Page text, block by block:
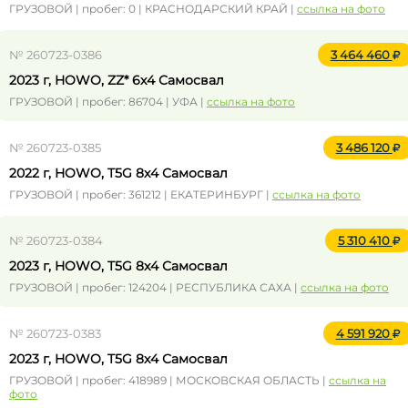
ГРУЗОВОЙ | пробег: 0 | КРАСНОДАРСКИЙ КРАЙ | ссылка на фото
№ 260723-0386 3 464 460
2023 г, HOWO, ZZ* 6x4 Самосвал
ГРУЗОВОЙ | пробег: 86704 | УФА | ссылка на фото
№ 260723-0385 3 486 120
2022 г, HOWO, T5G 8x4 Самосвал
ГРУЗОВОЙ | пробег: 361212 | ЕКАТЕРИНБУРГ | ссылка на фото
№ 260723-0384 5 310 410
2023 г, HOWO, T5G 8x4 Самосвал
ГРУЗОВОЙ | пробег: 124204 | РЕСПУБЛИКА САХА | ссылка на фото
№ 260723-0383 4 591 920
2023 г, HOWO, T5G 8x4 Самосвал
ГРУЗОВОЙ | пробег: 418989 | МОСКОВСКАЯ ОБЛАСТЬ | ссылка на
фото